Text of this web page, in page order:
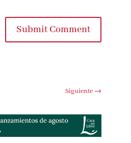
Submit Comment
Siguiente→